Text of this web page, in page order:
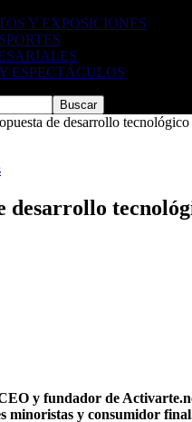
Y EXPOSICIONES
ESPECTÁCULOS
de desarrollo
desarrollo
y fundador de
minoristas y consumidor